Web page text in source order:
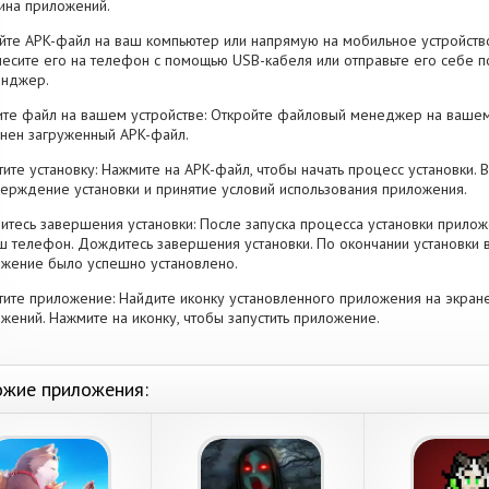
приложений.
APK-файл на ваш компьютер или напрямую на мобильное
его на телефон с помощью USB-кабеля или отправьте его себе
файл на вашем устройстве: Откройте файловый менеджер на
загруженный APK-файл.
установку: Нажмите на APK-файл, чтобы начать процесс
установки и принятие условий использования приложения.
завершения установки: После запуска процесса установки
телефон. Дождитесь завершения установки. По окончании
было успешно установлено.
приложение: Найдите иконку установленного приложения на
Нажмите на иконку, чтобы запустить приложение.
приложения: